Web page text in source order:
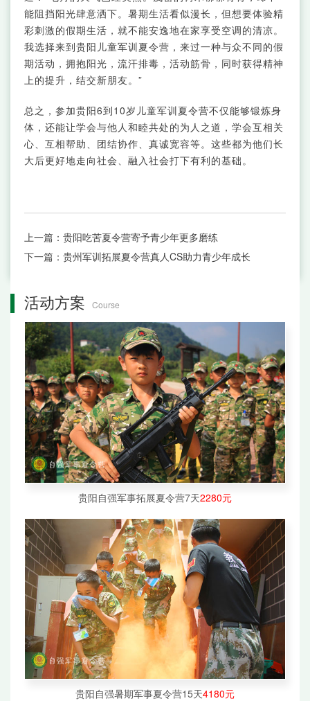
能阻挡阳光肆意洒下。暑期生活看似漫长，但想要体验精
彩刺激的假期生活，就不能安逸地在家享受空调的清凉。
我选择来到贵阳儿童军训夏令营，来过一种与众不同的假
期活动，拥抱阳光，流汗排毒，活动筋骨，同时获得精神
上的提升，结交新朋友。”
总之，参加贵阳6到10岁儿童军训夏令营不仅能够锻炼身
体，还能让学会与他人和睦共处的为人之道，学会互相关
心、互相帮助、团结协作、真诚宽容等。这些都为他们长
大后更好地走向社会、融入社会打下有利的基础。
上一篇： 贵阳吃苦夏令营寄予青少年更多磨练
下一篇： 贵州军训拓展夏令营真人CS助力青少年成长
活动方案 Course
贵阳自强军事拓展夏令营7天2280元
贵阳自强暑期军事夏令营15天4180元